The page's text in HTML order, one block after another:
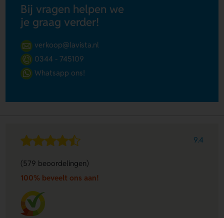
Bij vragen helpen we
je graag verder!
verkoop@lavista.nl
0344 - 745109
Whatsapp ons!
9.4
(579 beoordelingen)
100% beveelt ons aan!